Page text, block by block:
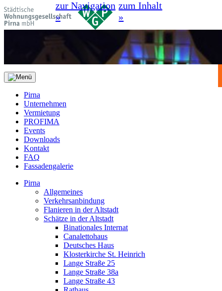
zur Navigation
»
zum Inhalt
»
Pirna
Unternehmen
Vermietung
PROFIMA
Events
Downloads
Kontakt
FAQ
Fassadengalerie
Pirna
Allgemeines
Verkehrsanbindung
Flanieren in der Altstadt
Schätze in der Altstadt
Binationales Internat
Canalettohaus
Deutsches Haus
Klosterkirche St. Heinrich
Lange Straße 25
Lange Straße 38a
Lange Straße 43